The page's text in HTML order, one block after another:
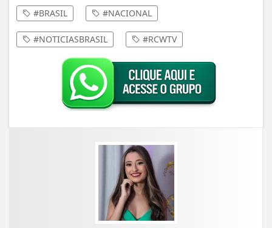
#BRASIL #NACIONAL
#NOTICIASBRASIL #RCWTV